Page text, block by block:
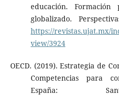
educación.
globalizado.
https://revistas.ujat.mx/
view/3924
OECD. (2019). Estrategia de
Competencias para
España: